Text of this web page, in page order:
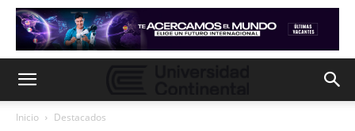
Inicio Destacados